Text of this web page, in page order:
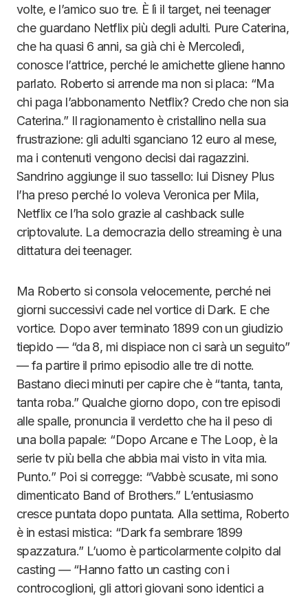
volte, e l’amico suo tre. È lì il target, nei teenager
che guardano Netflix più degli adulti. Pure Caterina,
che ha quasi 6 anni, sa già chi è Mercoledì,
conosce l’attrice, perché le amichette gliene hanno
parlato. Roberto si arrende ma non si placa: “Ma
chi paga l’abbonamento Netflix? Credo che non sia
Caterina.” Il ragionamento è cristallino nella sua
frustrazione: gli adulti sganciano 12 euro al mese,
ma i contenuti vengono decisi dai ragazzini.
Sandrino aggiunge il suo tassello: lui Disney Plus
l’ha preso perché lo voleva Veronica per Mila,
Netflix ce l’ha solo grazie al cashback sulle
criptovalute. La democrazia dello streaming è una
dittatura dei teenager.
Ma Roberto si consola velocemente, perché nei
giorni successivi cade nel vortice di Dark. E che
vortice. Dopo aver terminato 1899 con un giudizio
tiepido — “da 8, mi dispiace non ci sarà un seguito”
— fa partire il primo episodio alle tre di notte.
Bastano dieci minuti per capire che è “tanta, tanta,
tanta roba.” Qualche giorno dopo, con tre episodi
alle spalle, pronuncia il verdetto che ha il peso di
una bolla papale: “Dopo Arcane e The Loop, è la
serie tv più bella che abbia mai visto in vita mia.
Punto.” Poi si corregge: “Vabbè scusate, mi sono
dimenticato Band of Brothers.” L’entusiasmo
cresce puntata dopo puntata. Alla settima, Roberto
è in estasi mistica: “Dark fa sembrare 1899
spazzatura.” L’uomo è particolarmente colpito dal
casting — “Hanno fatto un casting con i
controcoglioni, gli attori giovani sono identici a